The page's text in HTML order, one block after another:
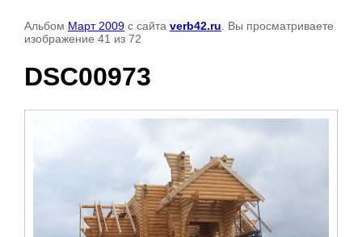
Альбом Март 2009 с сайта verb42.ru . Вы просматриваете
изображение 41 из 72
DSC00973